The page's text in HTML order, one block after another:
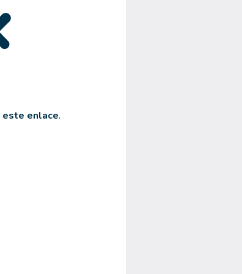
este enlace.